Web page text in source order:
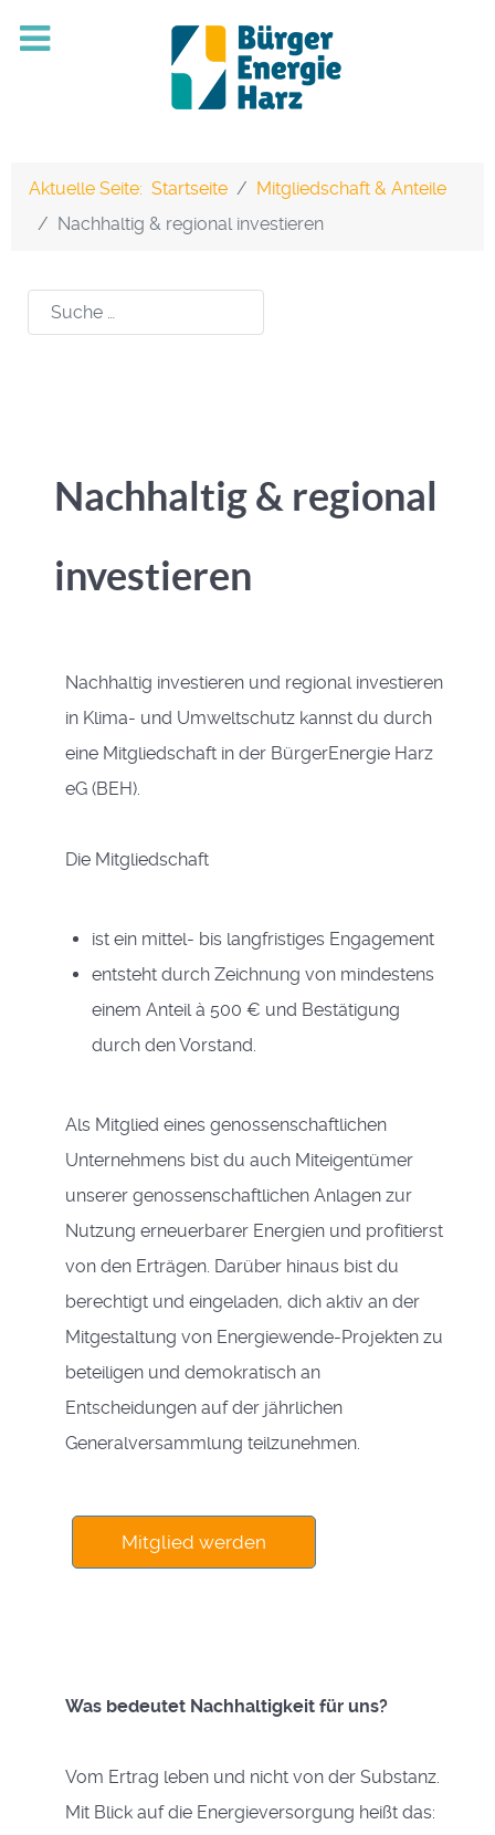
Aktuelle Seite: Startseite
Mitgliedschaft & Anteile
Nachhaltig & regional investieren
Suchen
Nachhaltig & regional
investieren
Nachhaltig investieren und regional investieren
in Klima- und Umweltschutz kannst du durch
eine Mitgliedschaft in der BürgerEnergie Harz
eG (BEH).
Die Mitgliedschaft
ist ein mittel- bis langfristiges Engagement
entsteht durch Zeichnung von mindestens
einem Anteil à 500 € und Bestätigung
durch den Vorstand.
Als Mitglied eines genossenschaftlichen
Unternehmens bist du auch Miteigentümer
unserer genossenschaftlichen Anlagen zur
Nutzung erneuerbarer Energien und profitierst
von den Erträgen. Darüber hinaus bist du
berechtigt und eingeladen, dich aktiv an der
Mitgestaltung von Energiewende-Projekten zu
beteiligen und demokratisch an
Entscheidungen auf der jährlichen
Generalversammlung teilzunehmen.
Mitglied werden
Was bedeutet Nachhaltigkeit für uns?
Vom Ertrag leben und nicht von der Substanz.
Mit Blick auf die Energieversorgung heißt das: